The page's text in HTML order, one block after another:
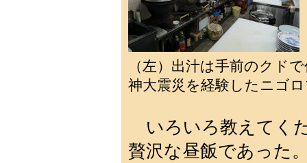
（左）出汁は手前のク
神大震災を経験したニゴ
いろいろ教えてく
贅沢な昼飯であった